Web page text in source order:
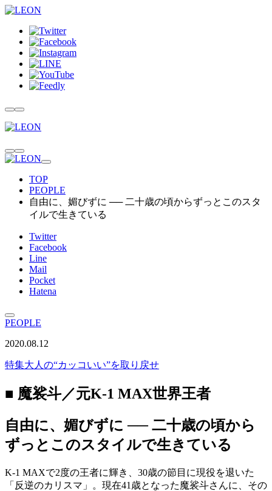
TOP
PEOPLE
自由に、媚びずに ── 二十歳の頃からずっとこのスタ
イルで生きている
Twitter
Facebook
Line
Mail
Pocket
Hatena
PEOPLE
2020.08.12
特集大人の“カッコいい”を取り戻せ
■ 魔裟斗／元K-1 MAX世界王者
自由に、媚びずに ── 二十歳の頃から
ずっとこのスタイルで生きている
K-1 MAXで2度の王者に輝き、30歳の節目に現役を退いた
「反逆のカリスマ」。現在41歳となった魔裟斗さんに、その